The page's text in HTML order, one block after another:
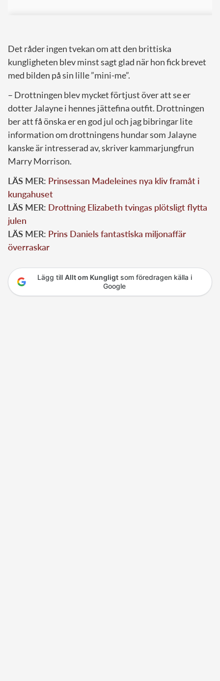
Det råder ingen tvekan om att den brittiska
kungligheten blev minst sagt glad när hon fick brevet
med bilden på sin lille ”mini-me”.
– Drottningen blev mycket förtjust över att se er
dotter Jalayne i hennes jättefina outfit. Drottningen
ber att få önska er en god jul och jag bibringar lite
information om drottningens hundar som Jalayne
kanske är intresserad av, skriver kammarjungfrun
Marry Morrison.
LÄS MER: Prinsessan Madeleines nya kliv framåt i
kungahuset
LÄS MER: Drottning Elizabeth tvingas plötsligt flytta
julen
LÄS MER: Prins Daniels fantastiska miljonaffär
överraskar
Lägg till Allt om Kungligtsom föredragen källa i
Google